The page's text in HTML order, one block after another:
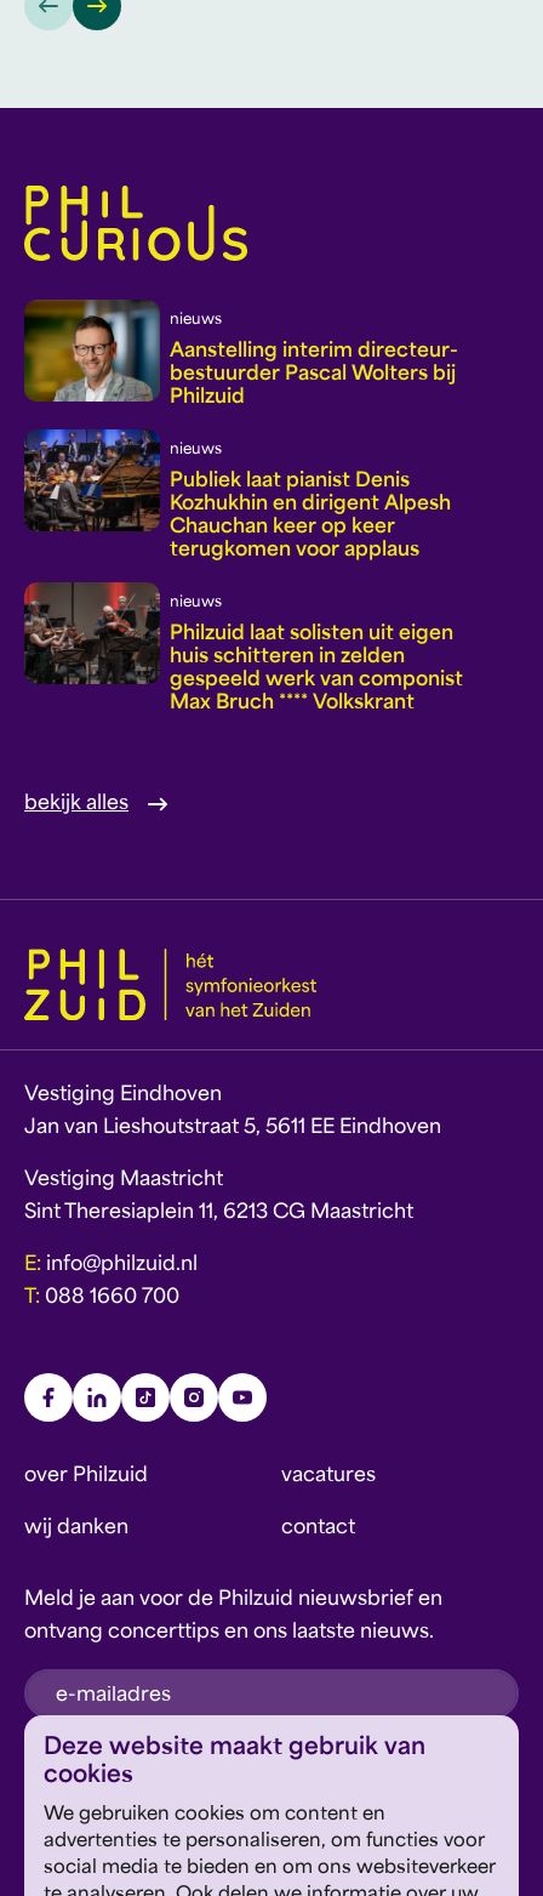
Deze website maakt gebruik van
cookies
We gebruiken cookies om content en
advertenties te personaliseren, om functies voor
social media te bieden en om ons websiteverkeer
nieuws
Aanstelling interim directeur-
bestuurder Pascal Wolters bij
Philzuid
nieuws
Publiek laat pianist Denis
Kozhukhin en dirigent Alpesh
Chauchan keer op keer
terugkomen voor applaus
nieuws
Philzuid laat solisten uit eigen
huis schitteren in zelden
gespeeld werk van componist
Max Bruch **** Volkskrant
bekijk alles
Vestiging Eindhoven
Jan van Lieshoutstraat 5, 5611 EE Eindhoven
Vestiging Maastricht
Sint Theresiaplein 11, 6213 CG Maastricht
E: info@philzuid.nl
T: 088 1660 700
over Philzuid vacatures
wij danken contact
Meld je aan voor de Philzuid nieuwsbrief en
ontvang concerttips en ons laatste nieuws.
inschrijven
Google's Privacyverklaring en Servicevoorwaarden
van toepassing.
Geef om Philzuid en steun ons!